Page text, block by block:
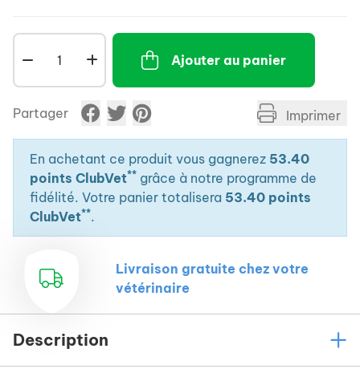
Ajouter au panier
Partager Imprimer
En achetant ce produit vous gagnerez 53.40
points ClubVet** grâce à notre programme de
fidélité. Votre panier totalisera 53.40 points
ClubVet**.
Livraison gratuite chez votre
vétérinaire
Description